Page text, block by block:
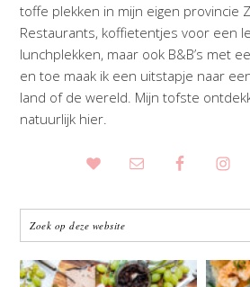
toffe plekken in mijn eigen provincie
Restaurants, koffietentjes voor een
lunchplekken, maar ook B&B’s met
en toe maak ik een uitstapje naar
land of de wereld. Mijn tofste
natuurlijk hier.